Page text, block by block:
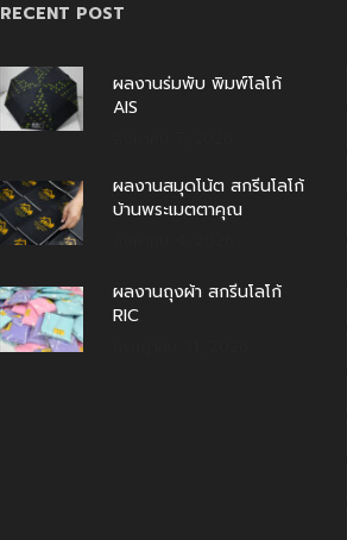
RECENT POST
ผลงานร่มพับ พิมพ์โลโก้
AIS
ผลงานสมุดโน้ต สกรีนโลโก้
บ้านพระเมตตาคุณ
ผลงานถุงผ้า สกรีนโลโก้
RIC